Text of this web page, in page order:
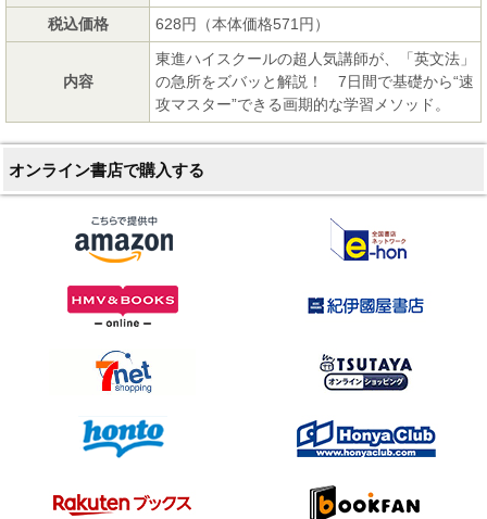
税込価格
628円（本体価格571円）
内容
東進ハイスクールの超人気講師が、「英文法」
の急所をズバッと解説！ 7日間で基礎から“速
攻マスター”できる画期的な学習メソッド。
オンライン書店で購入する